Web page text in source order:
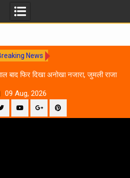
News
बाद फिर दिखा अनोखा नजारा, जुमली राजा
09 Aug, 2026